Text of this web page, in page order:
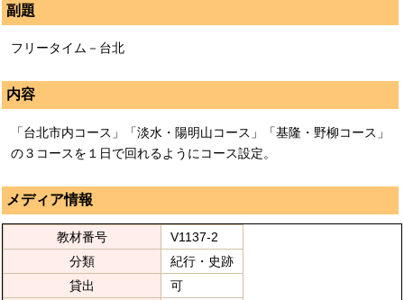
副題
フリータイム－台北
内容
「台北市内コース」「淡水・陽明山コース」「基隆・野柳コース」
の３コースを１日で回れるようにコース設定。
メディア情報
教材番号
V1137-2
分類
紀行・史跡
貸出
可